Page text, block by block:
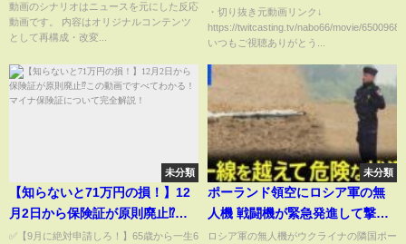
動画のシナリオはニュースを元にした反応
動画です。 内容はオリジナルコンテンツ
として再構成・改変...
相談凸待ちが金貸し凸待ちにな
る瞬間[なあぼう/切り抜き/相談/
精神疾患/ツイキャス/ガチ/感覚/
統失/生放送/ガチヤバ/神回/凸]
・切り抜き元動画リンク↓
https://twitcasting.tv/nabo66/movie/
いつもご視聴ありがとう...
未分類
【知らないと71万円の損！】12
月2日から保険証が原則廃止⁉こ
の動画ですべてわかる！マイナ
✅【9月に絶対申請しろ！】65歳から一生6
未分類
ポーランド領空にロシア軍の無
人機 戦闘機が緊急発進して撃
墜 トゥスク首相「一線を越えて
ロシア軍の無人機がウクライナの隣国ポー